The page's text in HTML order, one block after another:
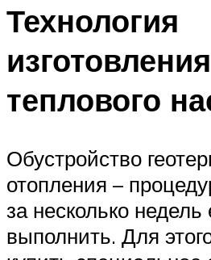
Технология
изготовления
теплового
Обустройство
отопления –
за несколько
выполнить. Для